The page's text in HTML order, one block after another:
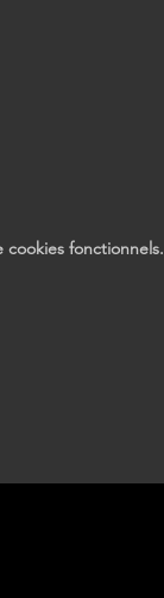
fonctionnels.